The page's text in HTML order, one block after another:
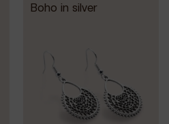
Boho in silver